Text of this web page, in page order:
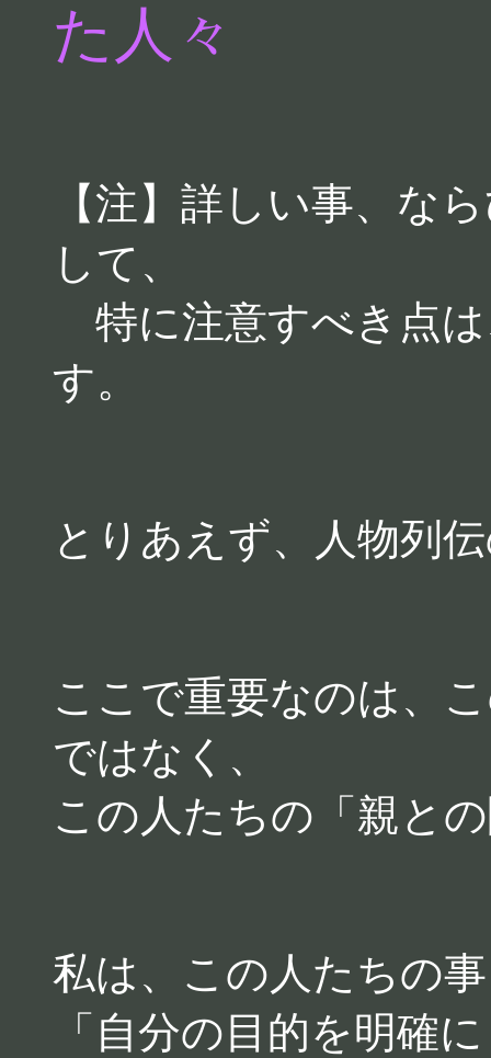
た人々
【注】詳しい事、な
して、
特に注意すべき点
す。
とりあえず、人物列
ここで重要なのは、
ではなく、
この人たちの「親と
私は、この人たちの
「自分の目的を明確